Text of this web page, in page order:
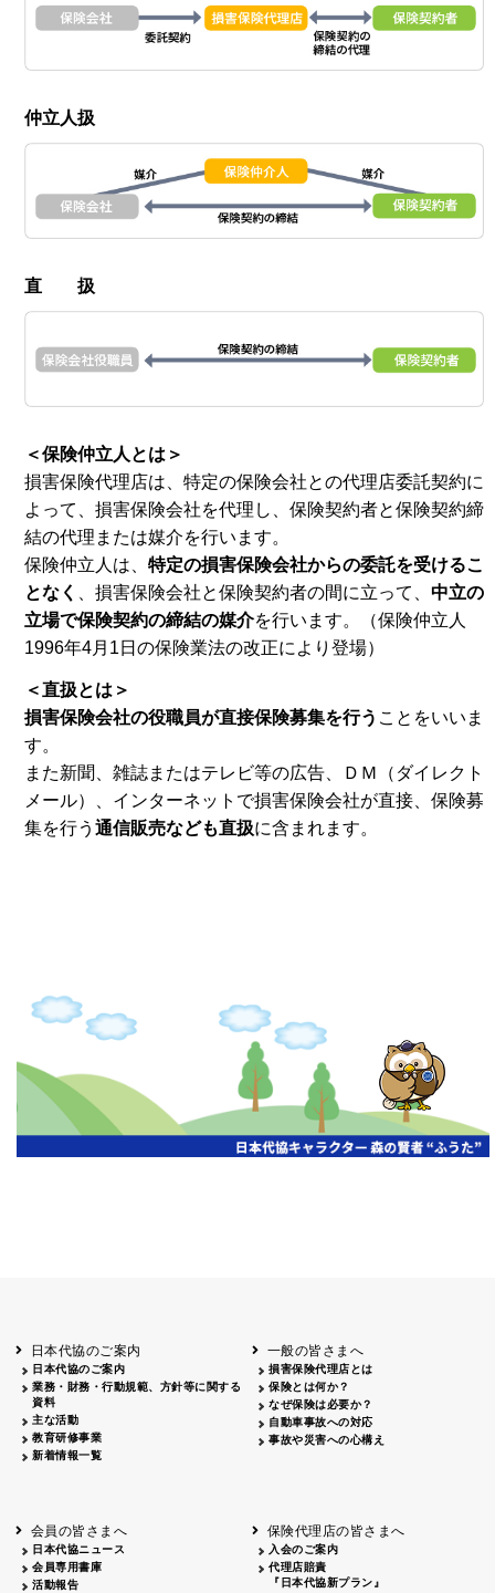
仲立人扱
直 扱
＜保険仲立人とは＞
損害保険代理店は、特定の保険会社との代理店委託契約に
よって、損害保険会社を代理し、保険契約者と保険契約締
結の代理または媒介を行います。
保険仲立人は、 特定の損害保険会社からの委託を受けるこ
となく
、損害保険会社と保険契約者の間に立って、 中立の
立場で保険契約の締結の媒介を行います。（保険仲立人
1996年4月1日の保険業法の改正により登場）
＜直扱とは＞
損害保険会社の役職員が直接保険募集を行う ことをいいま
す。
また新聞、雑誌またはテレビ等の広告、ＤＭ（ダイレクト
メール）、インターネットで損害保険会社が直接、保険募
集を行う 通信販売なども直扱に含まれます。
日本代協のご案内
日本代協のご案内
業務・財務・行動規範、方針等に関する
資料
主な活動
教育研修事業
新着情報一覧
一般の皆さまへ
損害保険代理店とは
保険とは何か？
なぜ保険は必要か？
自動車事故への対応
事故や災害への心構え
会員の皆さまへ
日本代協ニュース
会員専用書庫
活動報告
保険代理店の皆さまへ
入会のご案内
代理店賠責
『日本代協新プラン』